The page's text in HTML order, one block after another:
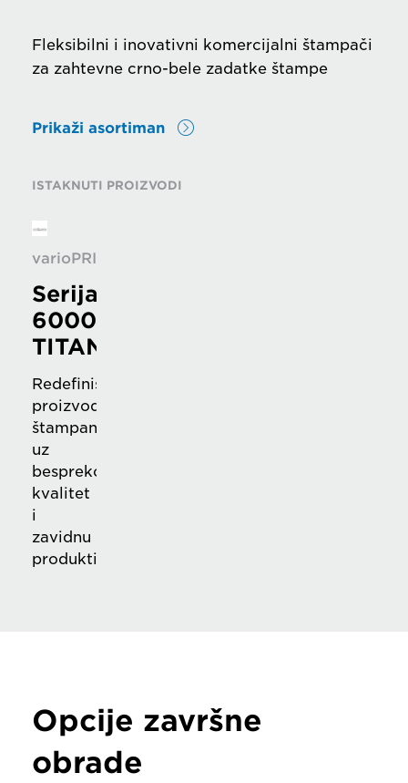
ISTAKNUTI PROIZVODI
Fleksibilni i inovativni komercijalni štampači
za zahtevne crno-bele zadatke štampe
Prikaži asortiman
varioPRINT
Serija
6000
TITAN
Redefiniše
proizvodno
štampanje,
uz
besprekorni
kvalitet
i
zavidnu
produktivnost
Opcije završne
obrade